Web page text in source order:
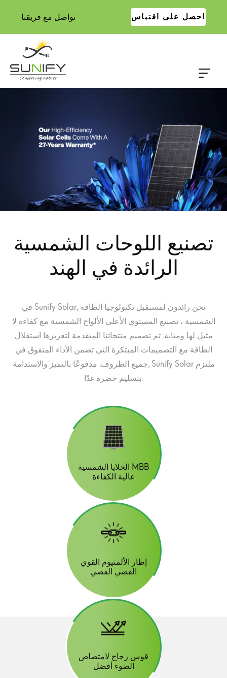
تواصل مع فريقنا احصل على اقتباس
تصنيع اللوحات الشمسية
الرائدة في الهند
في Sunify Solar, نحن رائدون لمستقبل تكنولوجيا الطاقة
الشمسية ، تصنيع المستوى الأعلى الألواح الشمسية مع كفاءة لا
مثيل لها ومتانة. تم تصميم منتجاتنا المتقدمة لتعزيزها استقلال
الطاقة مع التصميمات المبتكرة التي تضمن الأداء المتفوق في
جميع الظروف. مدفوعًا بالتميز والاستدامة, Sunify Solar ملتزم
بتسليم خضرة غدًا.
الخلايا الشمسية MBB
عالية الكفاءة
إطار الألمنيوم القوي
الفضي الفضي
قوس زجاج لامتصاص
الضوء أفضل